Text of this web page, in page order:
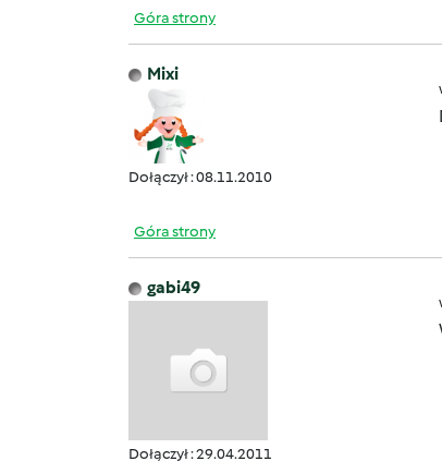
Góra strony
Mixi
Dołączył : 08.11.2010
Góra strony
gabi49
Dołączył : 29.04.2011